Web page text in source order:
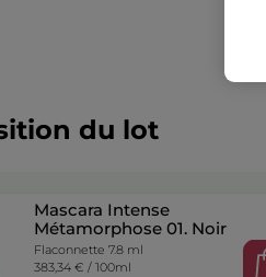
du lot
Mascara Intense
Métamorphose 01. Noir
Flaconnette 7.8 ml
383,34 € / 100ml